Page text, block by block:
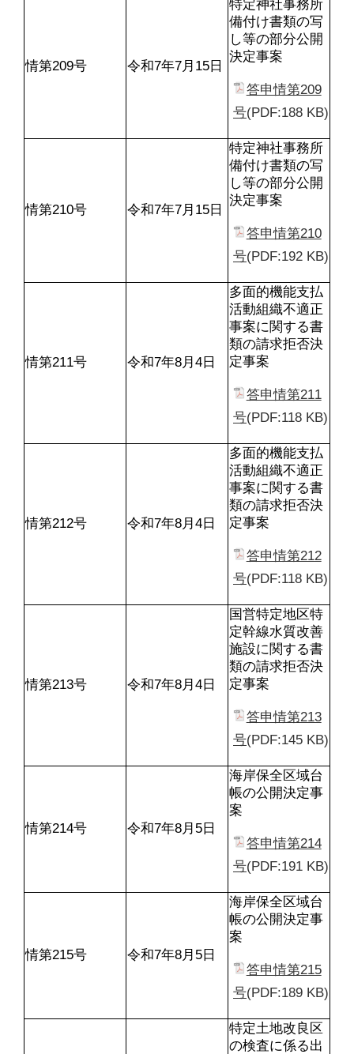
情第209号 令和7年7月15日
特定神社事務所
備付け書類の写
し等の部分公開
決定事案
答申情第209
号(PDF:188 KB)
情第210号 令和7年7月15日
特定神社事務所
備付け書類の写
し等の部分公開
決定事案
答申情第210
号(PDF:192 KB)
情第211号 令和7年8月4日
多面的機能支払
活動組織不適正
事案に関する書
類の請求拒否決
定事案
答申情第211
号(PDF:118 KB)
情第212号 令和7年8月4日
多面的機能支払
活動組織不適正
事案に関する書
類の請求拒否決
定事案
答申情第212
号(PDF:118 KB)
情第213号 令和7年8月4日
国営特定地区特
定幹線水質改善
施設に関する書
類の請求拒否決
定事案
答申情第213
号(PDF:145 KB)
情第214号 令和7年8月5日
海岸保全区域台
帳の公開決定事
案
答申情第214
号(PDF:191 KB)
情第215号 令和7年8月5日
海岸保全区域台
帳の公開決定事
案
答申情第215
号(PDF:189 KB)
特定土地改良区
の検査に係る出